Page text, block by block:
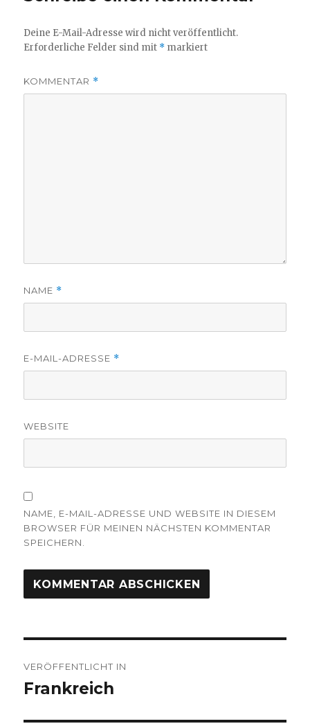
Deine E-Mail-Adresse wird nicht veröffentlicht.
Erforderliche Felder sind mit * markiert
KOMMENTAR *
NAME *
E-MAIL-ADRESSE *
WEBSITE
NAME, E-MAIL-ADRESSE UND WEBSITE IN DIESEM
BROWSER FÜR MEINEN NÄCHSTEN KOMMENTAR
SPEICHERN.
VERÖFFENTLICHT IN
Frankreich